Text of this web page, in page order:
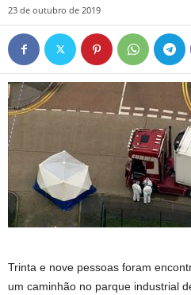
23 de outubro de 2019
Trinta e nove pessoas foram
um caminhão no parque industrial